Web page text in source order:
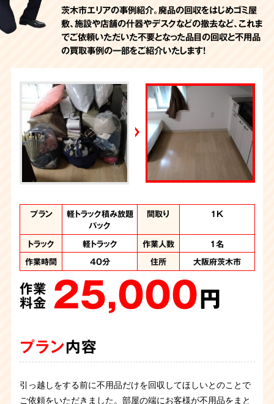
茨木市エリアの事例紹介。廃品の回収をはじめゴミ屋
敷、施設や店舗の什器やデスクなどの撤去など、これま
でご依頼いただいた不要となった品目の回収と不用品
の買取事例の一部をご紹介いたします！
プラン
軽トラック積み放題
パック
間取り 1K
トラック 軽トラック 作業人数
1名
作業時間
40分 住所 大阪府茨木市
作業
料金 25,000円
プラン内容
引っ越しをする前に不用品だけを回収してほしいとのことで
ご依頼をいただきました。部屋の端にお客様が不用品をまと
不用品回収
プラン
1.5トントラック積
み放題パック
間取り 2DK
トラック 1.5トントラック 作業人数
3名
作業時間
1時間 住所 大阪府茨木市
作業 55,000
不用品回収
プラン 不用品回収 間取り
3LDK
トラック
2トントラック 作業人数
3名
作業 150,000
プラン内容
ご依頼者様が転勤されるため、お家の不用品の回収に参りま
お部屋の片付け
プラン
お部屋の丸ごと片
付け
間取り 6LDK
トラック
2トントラック1台、
パッカー車1台
作業人数 5名
作業時間 7時間 住所 大阪府茨木市
料金 245,000
プラン内容
不用品回収
プラン 不用品回収 間取り
5LDK
トラック
1.5トントラック 作業人数
2名
作業 40,000円
プラン内容
大阪府茨木市のマンション5LDKにて、不用品回収のご依頼
不用品回収
プラン
軽トラック積み放題
プラン
間取り 1K
トラック 軽トラック 作業人数
1名
作業時間
1時間 住所 大阪府茨木市
作業 25,000